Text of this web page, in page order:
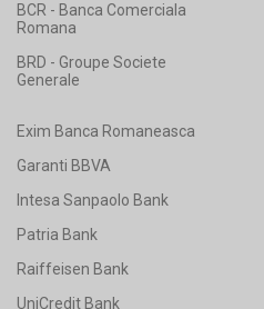
BCR - Banca Comerciala
Romana
BRD - Groupe Societe
Generale
Exim Banca Romaneasca
Garanti BBVA
Intesa Sanpaolo Bank
Patria Bank
Raiffeisen Bank
UniCredit Bank